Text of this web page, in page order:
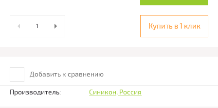
Купить в 1 клик
Добавить к сравнению
Производитель: Синикон, Россия